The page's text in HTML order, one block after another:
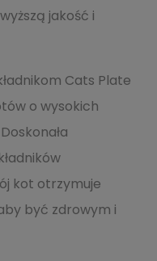
jakość i
Cats Plate
o wysokich
kot otrzymuje
być zdrowym i